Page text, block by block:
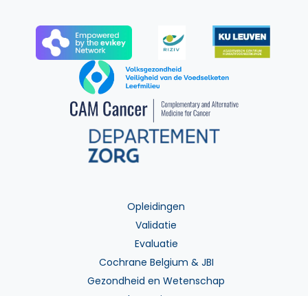
Opleidingen
Validatie
Evaluatie
Cochrane Belgium & JBI
Gezondheid en Wetenschap